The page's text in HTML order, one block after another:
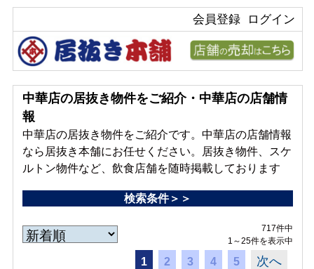
ログイン
会員登録
中華店の居抜き物件をご紹介・中華店の店舗情
報
中華店の居抜き物件をご紹介です。中華店の店舗情報
なら居抜き本舗にお任せください。居抜き物件、スケ
ルトン物件など、飲食店舗を随時掲載しております
検索条件＞＞
717件中
1～25件を表示中
1 2 3 4 5 次へ